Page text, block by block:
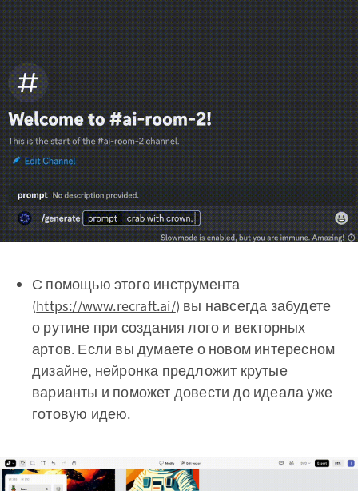
С помощью этого инструмента
(https://www.recraft.ai/) вы навсегда забудете
о рутине при создания лого и векторных
артов. Если вы думаете о новом интересном
дизайне, нейронка предложит крутые
варианты и поможет довести до идеала уже
готовую идею.